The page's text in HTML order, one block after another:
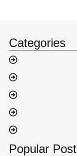
Categories
Popular